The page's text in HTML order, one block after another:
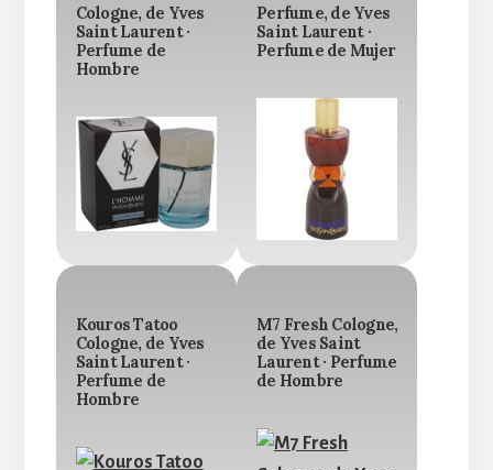
Cologne, de Yves
Saint Laurent ·
Perfume de
Hombre
Perfume, de Yves
Saint Laurent ·
Perfume de Mujer
Kouros Tatoo
Cologne, de Yves
Saint Laurent ·
Perfume de
Hombre
M7 Fresh Cologne,
de Yves Saint
Laurent · Perfume
de Hombre